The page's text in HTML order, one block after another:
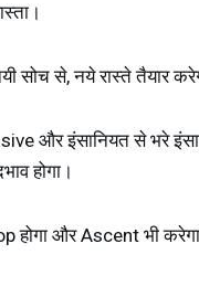
सोच से, नये रास्ते तैयार
और इंसानियत से भरे
होगा।
और Ascent भी